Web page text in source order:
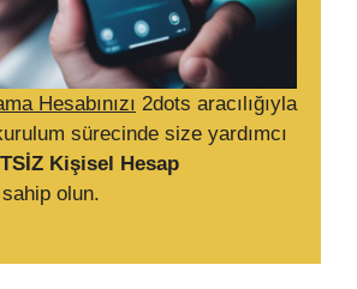
Hesabınızı 2dots aracılığıyla
sürecinde size yardımcı
Kişisel Hesap
sahip olun.